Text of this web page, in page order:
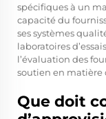
spécifiques à un
capacité du
ses systèmes
laboratoires
l’évaluation des
soutien en matière
Que doit